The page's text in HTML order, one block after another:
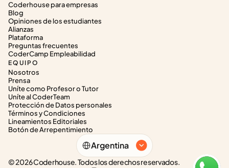
Coderhouse para empresas
Blog
Opiniones de los estudiantes
Alianzas
Plataforma
Preguntas frecuentes
CoderCamp Empleabilidad
EQUIPO
Nosotros
Prensa
Uníte como Profesor o Tutor
Uníte al CoderTeam
Protección de Datos personales
Términos y Condiciones
Lineamientos Editoriales
Botón de Arrepentimiento
Select Language
Argentina
© 2026 Coderhouse. Todos los derechos reservados.